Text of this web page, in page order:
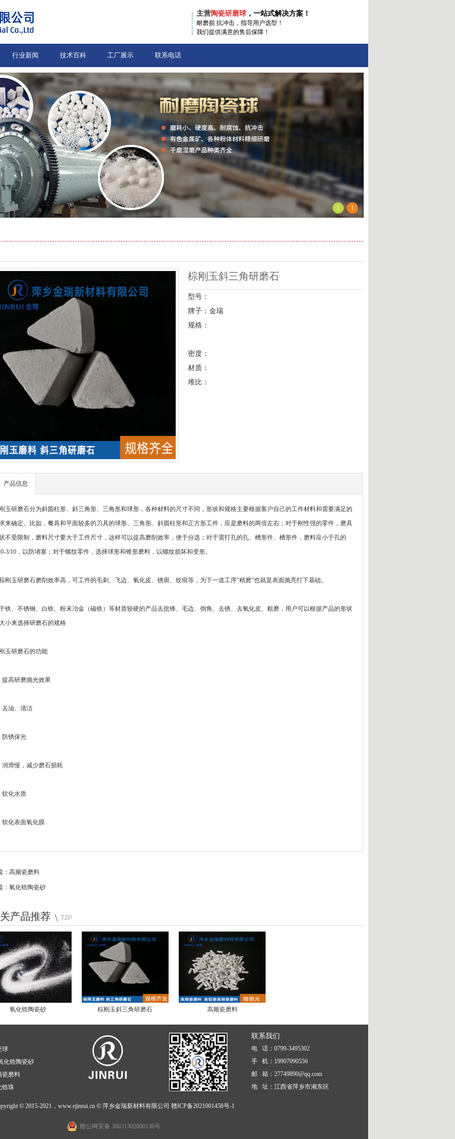
主营陶瓷研磨球，一站式解决方案！
耐磨损 抗冲击，指导用户选型！
我们提供满意的售后保障！
行业新闻 技术百科 工厂展示 联系电话
1 1
棕刚玉斜三角研磨石
型号：
牌子：金瑞
规格：
密度：
材质：
堆比：
产品信息
玉研磨石分为斜圆柱形、斜三角形、三角形和球形，各种材料的尺寸不同，形状和规格主要根据客户自己的工件材料和需要满足的
来确定。比如，餐具和平面较多的刀具的球形、三角形、斜圆柱形和正方形工件，应是磨料的两倍左右；对于刚性强的零件，磨具
不受限制，磨料尺寸要大于工件尺寸，这样可以提高磨削效率，便于分选；对于需打孔的孔、槽形件、槽形件，磨料应小于孔的
3/10，以防堵塞；对于螺纹零件，选择球形和锥形磨料，以螺纹损坏和变形。
刚玉研磨石磨削效率高，可工件的毛刺、飞边、氧化皮、锈斑、纹痕等，为下一道工序“精磨”也就是表面抛亮打下基础。
铁、不锈钢、白铁、粉末冶金（磁铁）等材质较硬的产品去批锋、毛边、倒角、去锈、去氧化皮、粗磨，用户可以根据产品的形状
小来选择研磨石的规格
玉研磨石的功能
提高研磨抛光效果
去油、清洁
防锈保光
润滑慢，减少磨石损耗
软化水质
软化表面氧化膜
：高频瓷磨料
：氧化锆陶瓷砂
产品推荐 TZP
氧化锆陶瓷砂 棕刚玉斜三角研磨石 高频瓷磨料
球
化锆陶瓷砂
瓷磨料
锆珠
联系我们
电 话：0799-3495302
手 机：19907090556
邮 箱： 27749890@qq.com
地 址：江西省萍乡市湘东区
© 2015-2021，www.ejinrui.cn © 萍乡金瑞新材料有限公司 赣ICP备2021001458号-1
赣公网安备 36031302000136号